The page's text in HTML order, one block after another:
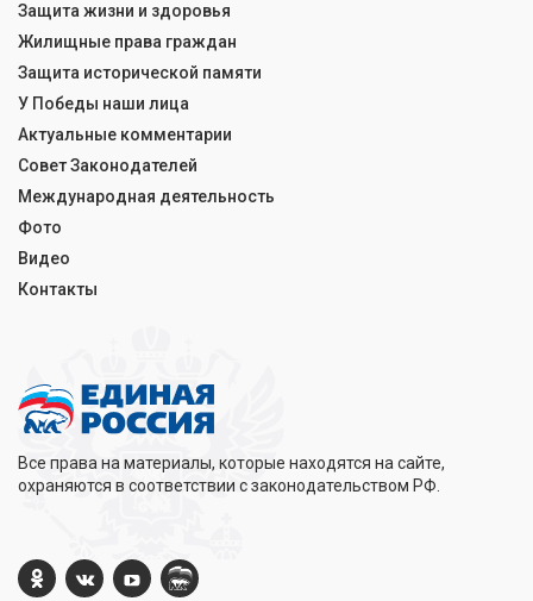
Все права на материалы, которые находятся на сайте,
охраняются в соответствии с законодательством РФ.
Защита жизни и здоровья
Жилищные права граждан
Защита исторической памяти
У Победы наши лица
Актуальные комментарии
Совет Законодателей
Международная деятельность
Фото
Видео
Контакты